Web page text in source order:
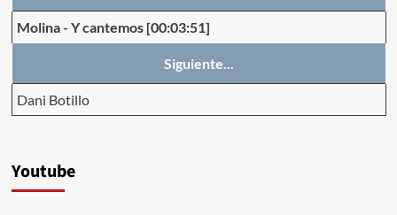
Molina- Y cantemos [00:03:51]
Siguiente...
Dani Botillo
Youtube